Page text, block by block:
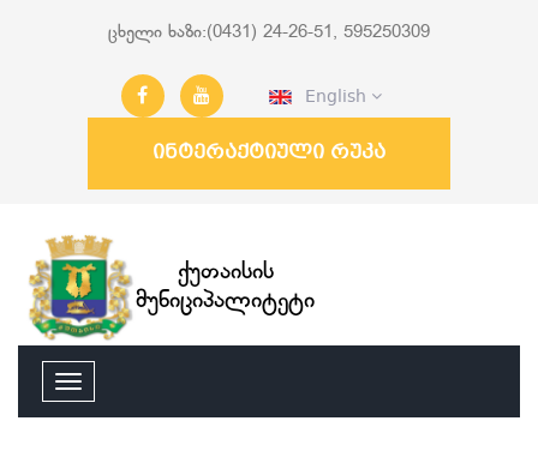
ცხელი ხაზი:(0431) 24-26-51, 595250309
English
ინტერაქტიული რუკა
ქუთაისის
მუნიციპალიტეტი